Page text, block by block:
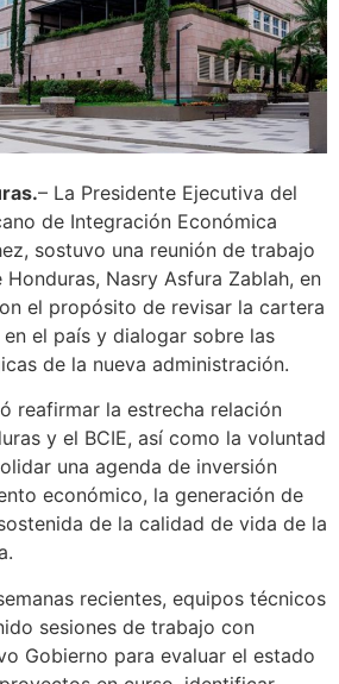
– La Presidente Ejecutiva del
de Integración Económica
sostuvo una reunión de trabajo
Nasry Asfura Zablah, en
el propósito de revisar la cartera
el país y dialogar sobre las
de la nueva administración.
reafirmar la estrecha relación
y el BCIE, así como la voluntad
una agenda de inversión
económico, la generación de
de la calidad de vida de la
recientes, equipos técnicos
sesiones de trabajo con
Gobierno para evaluar el estado